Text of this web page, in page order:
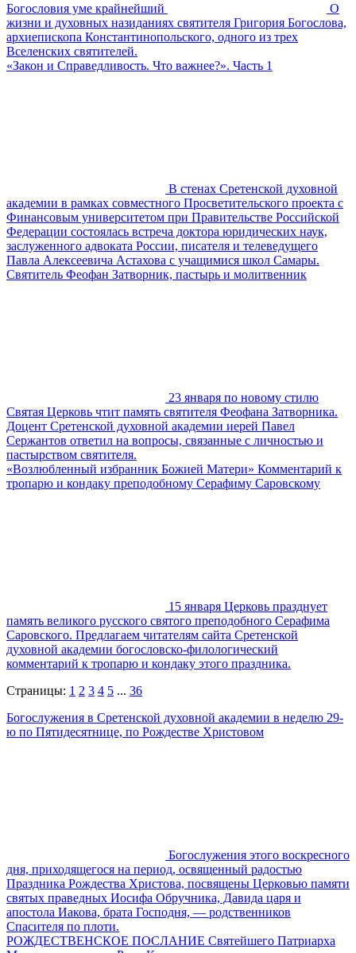
Богословия уме крайнейший
О
жизни и духовных назиданиях святителя Григория Богослова,
архиепископа Константинопольского, одного из трех
Вселенских святителей.
«Закон и Справедливость. Что важнее?». Часть 1
В стенах Сретенской духовной
академии в рамках совместного Просветительского проекта с
Финансовым университетом при Правительстве Российской
Федерации состоялась встреча доктора юридических наук,
заслуженного адвоката России, писателя и телеведущего
Павла Алексеевича Астахова с учащимися школ Самары.
Святитель Феофан Затворник, пастырь и молитвенник
23 января по новому стилю
Святая Церковь чтит память святителя Феофана Затворника.
Доцент Сретенской духовной академии иерей Павел
Сержантов ответил на вопросы, связанные с личностью и
пастырством святителя.
«Возлюбленный избранник Божией Матери» Комментарий к
тропарю и кондаку преподобному Серафиму Саровскому
15 января Церковь празднует
память великого русского святого преподобного Серафима
Саровского. Предлагаем читателям сайта Сретенской
духовной академии богословско-филологический
комментарий к тропарю и кондаку этого праздника.
Страницы: 1 2 3 4 5 ... 36
Богослужения в Сретенской духовной академии в неделю 29-
ю по Пятидесятнице, по Рождестве Христовом
Богослужения этого воскресного
дня, приходящегося на период, освященный радостью
Праздника Рождества Христова, посвящены Церковью памяти
святых праведных Иосифа Обручника, Давида царя и
апостола Иакова, брата Господня, — родственников
Спасителя по плоти.
РОЖДЕСТВЕНСКОЕ ПОСЛАНИЕ Святейшего Патриарха